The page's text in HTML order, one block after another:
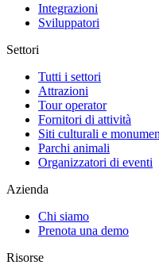
Integrazioni
Sviluppatori
Settori
Tutti i settori
Attrazioni
Tour operator
Fornitori di attività
Siti culturali e
Parchi animali
Organizzatori di eventi
Azienda
Chi siamo
Prenota una demo
Risorse